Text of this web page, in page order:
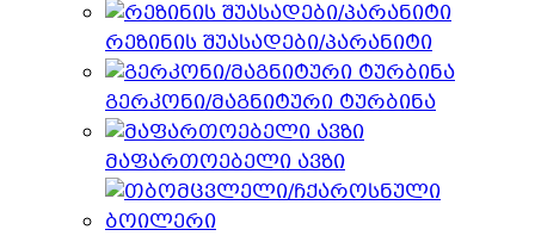
რეზინის შუასადები/პარანიტი
გერკონი/მაგნიტური ტურბინა
მაფართოებელი ავზი